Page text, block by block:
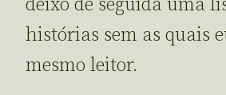
histórias sem as quais
mesmo leitor.